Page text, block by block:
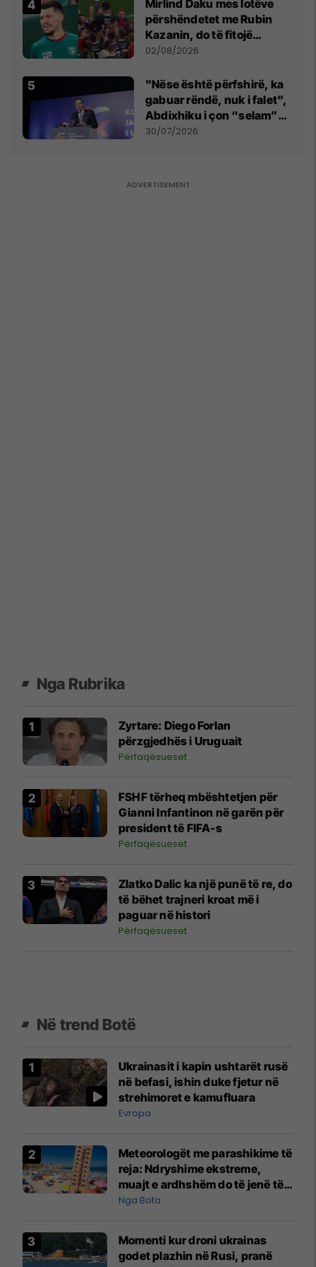
Mirlind Daku mes lotëve
përshëndetet me Rubin
Kazanin, do të fitojë
miliona te Spartak Moska
02/08/2026
"Nëse është përfshirë, ka
gabuar rëndë, nuk i falet",
Abdixhiku i çon “selam”
Përparim Ramës
30/07/2026
Nga Rubrika
Zyrtare: Diego Forlan
përzgjedhës i Uruguait
Përfaqësueset
FSHF tërheq mbështetjen për
Gianni Infantinon në garën për
president të FIFA-s
Përfaqësueset
Zlatko Dalic ka një punë të re, do
të bëhet trajneri kroat më i
paguar në histori
Përfaqësueset
Në trend Botë
Ukrainasit i kapin ushtarët rusë
në befasi, ishin duke fjetur në
strehimoret e kamufluara
Evropa
Meteorologët me parashikime të
reja: Ndryshime ekstreme,
muajt e ardhshëm do të jenë të
pazakontë
Nga Bota
Momenti kur droni ukrainas
godet plazhin në Rusi, pranë